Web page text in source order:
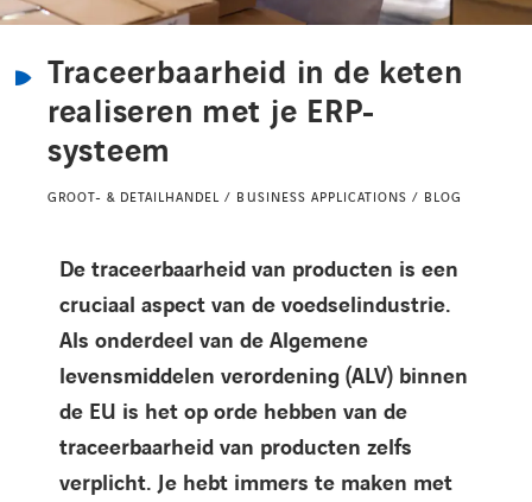
Kennisbank
Referenties
Events
Contact
Werken bij Axians
Traceerbaarheid in de keten
realiseren met je ERP-
systeem
GROOT- & DETAILHANDEL / BUSINESS APPLICATIONS / BLOG
De traceerbaarheid van producten is een
cruciaal aspect van de voedselindustrie.
Als onderdeel van de Algemene
levensmiddelen verordening (ALV) binnen
de EU is het op orde hebben van de
traceerbaarheid van producten zelfs
verplicht. Je hebt immers te maken met